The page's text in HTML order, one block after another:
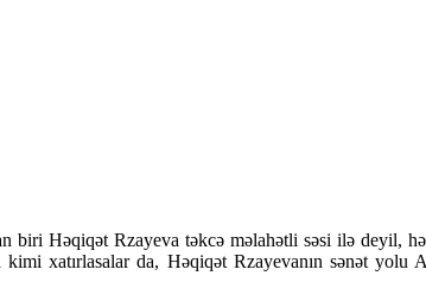
biri Həqiqət Rzayeva təkcə məlahətli səsi ilə
xatırlasalar da, Həqiqət Rzayevanın sənət